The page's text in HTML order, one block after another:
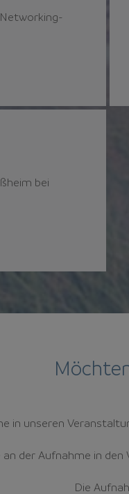
bei
in unseren
der Aufnahme in den
Die